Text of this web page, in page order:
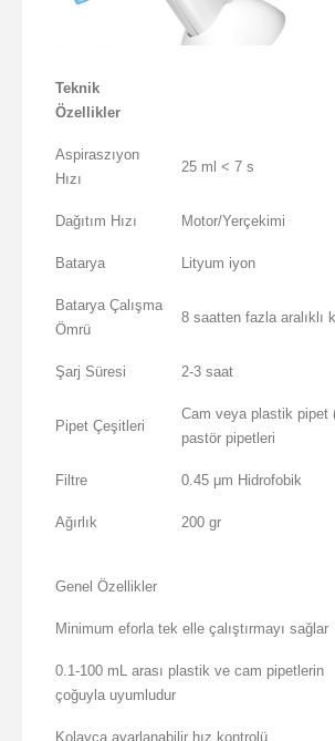
Teknik
Özellikler
Aspiraszıyon
Hızı
25 ml < 7 s
Dağıtım Hızı Motor/Yerçekimi
Batarya Lityum iyon
Batarya Çalışma
Ömrü
8 saatten fazla aralıklı
Şarj Süresi 2-3 saat
Pipet Çeşitleri
Cam veya plastik pipet
pastör pipetleri
Filtre 0.45 μm Hidrofobik
Ağırlık 200 gr
Genel Özellikler
Minimum eforla tek elle çalıştırmayı sağlar
0.1-100 mL arası plastik ve cam pipetlerin
çoğuyla uyumludur
Kolayca ayarlanabilir hız kontrolü